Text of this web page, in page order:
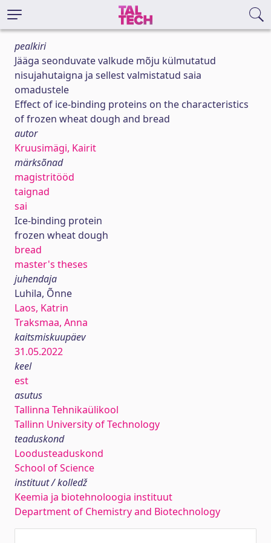
pealkiri
Jääga seonduvate valkude mõju külmutatud
nisujahutaigna ja sellest valmistatud saia
omadustele
Effect of ice-binding proteins on the characteristics
of frozen wheat dough and bread
autor
Kruusimägi, Kairit
märksõnad
magistritööd
taignad
sai
Ice-binding protein
frozen wheat dough
bread
master's theses
juhendaja
Luhila, Õnne
Laos, Katrin
Traksmaa, Anna
kaitsmiskuupäev
31.05.2022
keel
est
asutus
Tallinna Tehnikaülikool
Tallinn University of Technology
teaduskond
Loodusteaduskond
School of Science
instituut / kolledž
Keemia ja biotehnoloogia instituut
Department of Chemistry and Biotechnology